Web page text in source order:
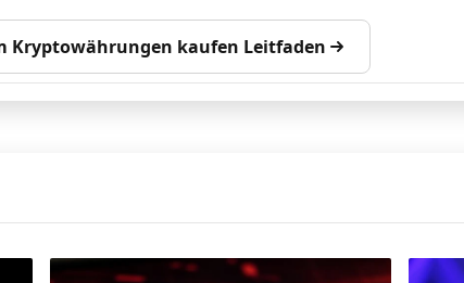
Kryptowährungen kaufen Leitfaden